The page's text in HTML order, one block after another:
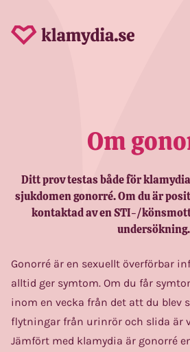
Om
Ditt prov testas både för
sjukdomen gonorré. Om du är
kontaktad av en STI-/
undersökning.
Gonorré är en sexuellt överförbar
alltid ger symtom. Om du får
inom en vecka från det att du blev
flytningar från urinrör och slida är
Jämfört med klamydia är gonorré